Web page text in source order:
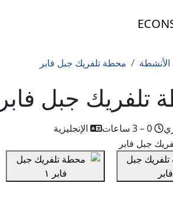
الأنشطة محطة تلفريك جبل فابر
تلفريك جبل فابر
الإنجليزية